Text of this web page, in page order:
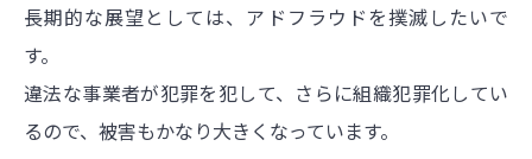
長期的な展望としては、アドフラウドを撲滅したいで
す。
違法な事業者が犯罪を犯して、さらに組織犯罪化してい
るので、被害もかなり大きくなっています。